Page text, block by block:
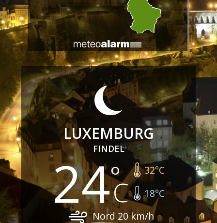
LUXEMBURG
FINDEL
24 32°C
18°C
Nord 20km/h